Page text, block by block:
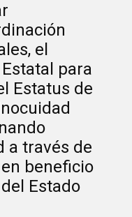
el
para
Estatus de
a través de
beneficio
Estado